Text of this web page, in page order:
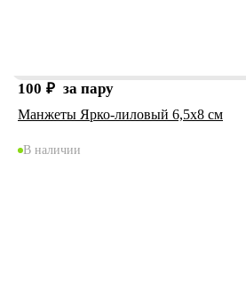
100 ₽ за пару
Манжеты Ярко-лиловый 6,5х8 см
В наличии